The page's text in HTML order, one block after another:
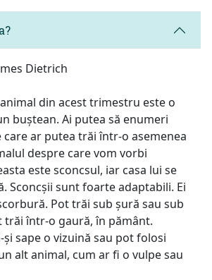
Dietrich
din acest trimestru este o
buștean. Ai putea să enumeri
care ar putea trăi într-o asemenea
despre care vom vorbi
este sconcsul, iar casa lui se
Sconcșii sunt foarte adaptabili. Ei
Pot trăi sub șură sau sub
trăi într-o gaură, în pământ.
și sape o vizuină sau pot folosi
alt animal, cum ar fi o vulpe sau